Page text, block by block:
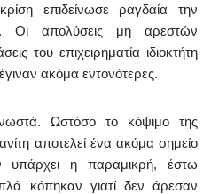
επιδείνωσε ραγδαία την
Οι απολύσεις μη αρεστών
του επιχειρηματία ιδιοκτήτη
ακόμα εντονότερες.
Ωστόσο το κόψιμο της
αποτελεί ένα ακόμα σημείο
υπάρχει η παραμικρή, έστω
κόπηκαν γιατί δεν άρεσαν